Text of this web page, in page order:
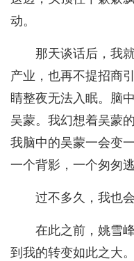
动。
那天谈话后，我
产业，也再不提招商
睛整夜无法入眠。脑
吴蒙。我幻想着吴蒙
我脑中的吴蒙一会变
一个背影，一个匆匆
过不多久，我也
在此之前，姚雪
到我的转变如此之大。